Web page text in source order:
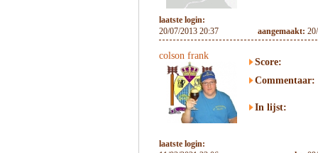
laatste login:
20/07/2013 20:37
aangemaakt:
colson frank
Score:
Commentaar:
In lijst:
laatste login: